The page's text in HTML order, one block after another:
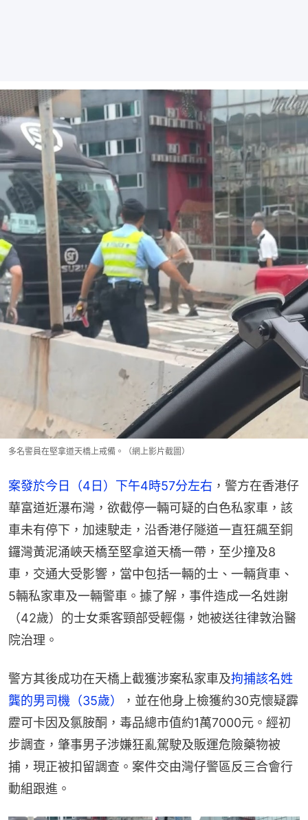
多名警員在堅拿道天橋上戒備。（網上影片截圖）
案發於今日（4日）下午4時57分左右 ，警方在香港仔
華富道近瀑布灣，欲截停一輛可疑的白色私家車，該
車未有停下，加速駛走，沿香港仔隧道一直狂飆至銅
鑼灣黃泥涌峽天橋至堅拿道天橋一帶，至少撞及8
車，交通大受影響，當中包括一輛的士、一輛貨車、
5輛私家車及一輛警車。據了解，事件造成一名姓謝
（42歲）的士女乘客頸部受輕傷，她被送往律敦治醫
院治理。
警方其後成功在天橋上截獲涉案私家車及拘捕該名姓
龔的男司機（35歲）
，並在他身上檢獲約30克懷疑霹
靂可卡因及氯胺酮，毒品總市值約1萬7000元。經初
步調查，肇事男子涉嫌狂亂駕駛及販運危險藥物被
捕，現正被扣留調查。案件交由灣仔警區反三合會行
動組跟進。